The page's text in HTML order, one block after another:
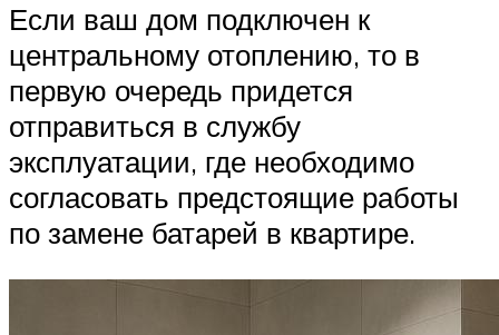
Если ваш дом подключен к
центральному отоплению, то в
первую очередь придется
отправиться в службу
эксплуатации, где необходимо
согласовать предстоящие работы
по замене батарей в квартире.